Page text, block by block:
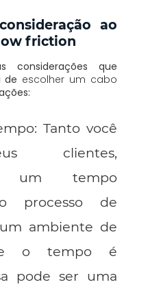
ao
friction
considerações que
de escolher um cabo
: Tanto você
clientes,
um tempo
processo de
ambiente de
o tempo é
pode ser uma